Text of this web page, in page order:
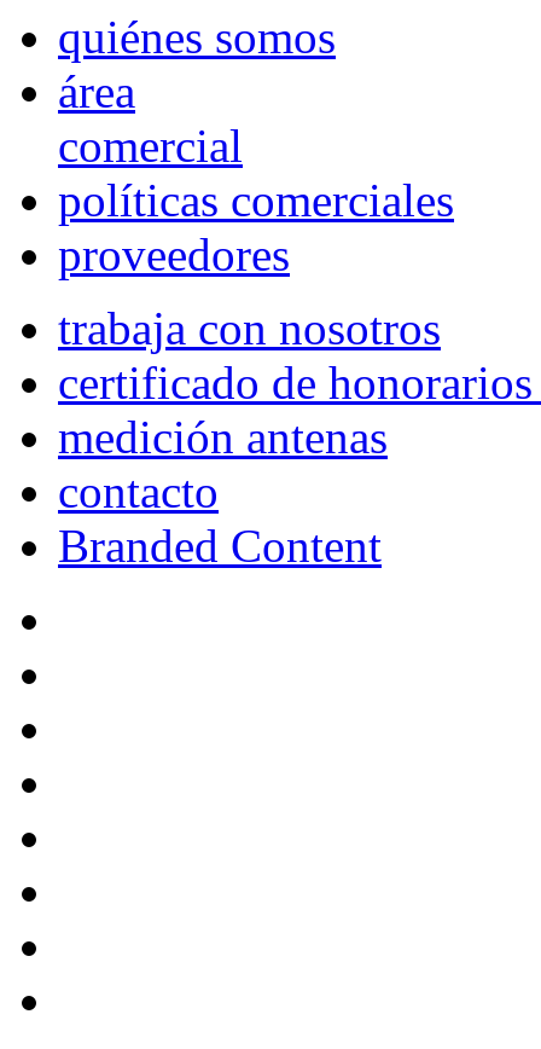
quiénes somos
área
comercial
políticas comerciales
proveedores
trabaja con nosotros
certificado de
medición antenas
contacto
Branded Content